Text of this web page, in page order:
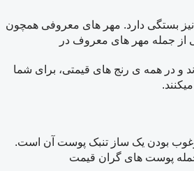
نیز بستگی دارد. مهر های معروفی همچون
از جمله مهر های معروف در
در همه ی رنج های قیمتی، برای شما
بودن یک ساز تنبک پوست آن است.
پوست های گران قیمت